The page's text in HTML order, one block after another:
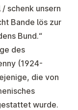
/ schenk unsern
Bande lös zur
Bund.“
des
(1924-
die von
wurde.